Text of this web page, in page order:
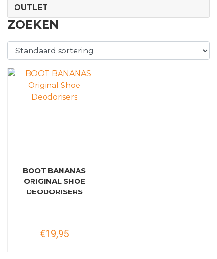
OUTLET
ZOEKEN
BOOT BANANAS
ORIGINAL SHOE
DEODORISERS
€19,95